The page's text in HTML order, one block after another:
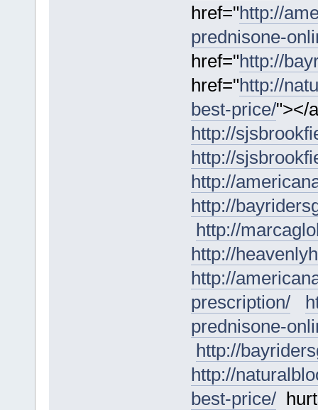
href="http://
prednisone-
href="http://
href="http://
best-price/"></
http://
http://
http://
http://
http://
http://
http://
prescription/
prednisone-
http://
http://
best-price/